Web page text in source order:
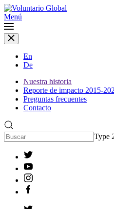
Menú
En
De
Nuestra historia
Reporte de impacto 2015-
Preguntas frecuentes
Contacto
Type